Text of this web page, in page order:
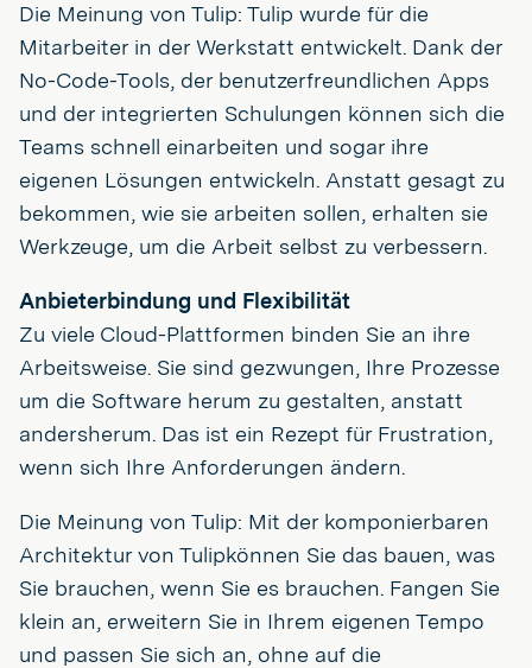
Die Meinung von Tulip: Tulip wurde für die
Mitarbeiter in der Werkstatt entwickelt. Dank der
No-Code-Tools, der benutzerfreundlichen Apps
und der integrierten Schulungen können sich die
Teams schnell einarbeiten und sogar ihre
eigenen Lösungen entwickeln. Anstatt gesagt zu
bekommen, wie sie arbeiten sollen, erhalten sie
Werkzeuge, um die Arbeit selbst zu verbessern.
Anbieterbindung und Flexibilität
Zu viele Cloud-Plattformen binden Sie an ihre
Arbeitsweise. Sie sind gezwungen, Ihre Prozesse
um die Software herum zu gestalten, anstatt
andersherum. Das ist ein Rezept für Frustration,
wenn sich Ihre Anforderungen ändern.
Die Meinung von Tulip: Mit der komponierbaren
Architektur von Tulipkönnen Sie das bauen, was
Sie brauchen, wenn Sie es brauchen. Fangen Sie
klein an, erweitern Sie in Ihrem eigenen Tempo
und passen Sie sich an, ohne auf die